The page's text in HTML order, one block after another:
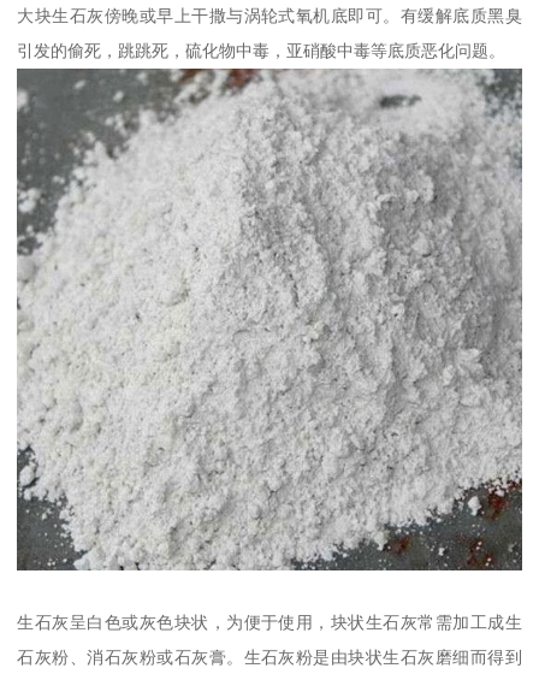
大块生石灰傍晚或早上干撒与涡轮式氧机底即可。有缓解底质黑臭
引发的偷死，跳跳死，硫化物中毒，亚硝酸中毒等底质恶化问题。
生石灰呈白色或灰色块状，为便于使用，块状生石灰常需加工成生
石灰粉、消石灰粉或石灰膏。生石灰粉是由块状生石灰磨细而得到